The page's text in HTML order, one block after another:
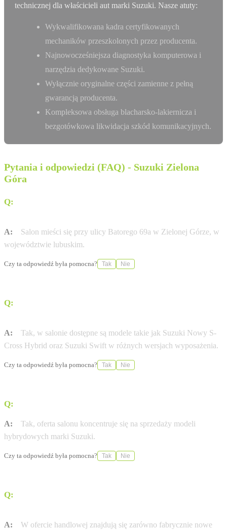
technicznej dla właścicieli aut marki Suzuki. Nasze atuty:
Wykwalifikowana kadra certyfikowanych
mechaników przeszkolonych przez producenta.
Najnowocześniejsza diagnostyka komputerowa i
narzędzia dedykowane Suzuki.
Wyłącznie oryginalne części zamienne z pełną
gwarancją producenta.
Kompleksowa obsługa blacharsko-lakiernicza i
bezgotówkowa likwidacja szkód komunikacyjnych.
Pytania i odpowiedzi (FAQ) - Suzuki Zielona
Góra
Q:
A:
Salon mieści się przy ulicy Batorego 69a w Zielonej Górze, w
województwie lubuskim.
Czy ta odpowiedź była pomocna? Tak Nie
Q:
A:
Tak, w salonie dostępne są modele takie jak Suzuki Nowy S-
Cross Hybrid oraz Suzuki Swift w różnych wersjach wyposażenia.
Czy ta odpowiedź była pomocna? Tak Nie
Q:
A:
Tak, oferta salonu koncentruje się na sprzedaży modeli
hybrydowych marki Suzuki.
Czy ta odpowiedź była pomocna? Tak Nie
Q:
A:
W ofercie handlowej znajdują się zarówno fabrycznie nowe